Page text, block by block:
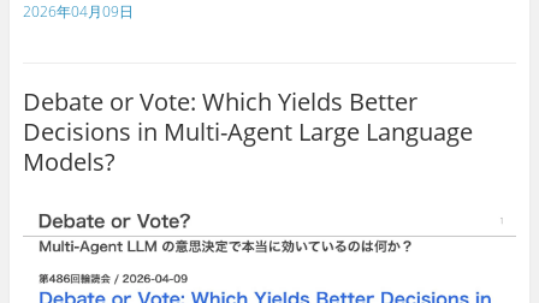
2026年04月09日
Debate or Vote: Which Yields Better
Decisions in Multi-Agent Large Language
Models?